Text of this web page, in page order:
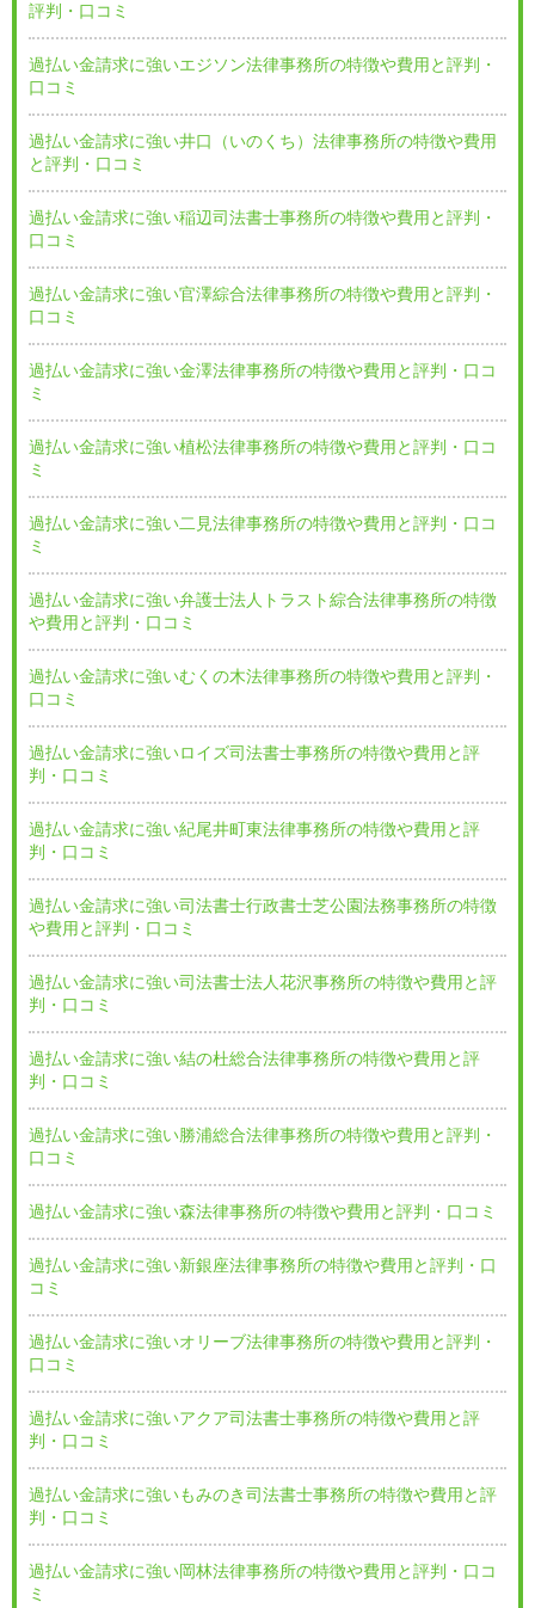
評判・口コミ
過払い金請求に強いエジソン法律事務所の特徴や費用と評判・
口コミ
過払い金請求に強い井口（いのくち）法律事務所の特徴や費用
と評判・口コミ
過払い金請求に強い稲辺司法書士事務所の特徴や費用と評判・
口コミ
過払い金請求に強い官澤綜合法律事務所の特徴や費用と評判・
口コミ
過払い金請求に強い金澤法律事務所の特徴や費用と評判・口コ
ミ
過払い金請求に強い植松法律事務所の特徴や費用と評判・口コ
ミ
過払い金請求に強い二見法律事務所の特徴や費用と評判・口コ
ミ
過払い金請求に強い弁護士法人トラスト綜合法律事務所の特徴
や費用と評判・口コミ
過払い金請求に強いむくの木法律事務所の特徴や費用と評判・
口コミ
過払い金請求に強いロイズ司法書士事務所の特徴や費用と評
判・口コミ
過払い金請求に強い紀尾井町東法律事務所の特徴や費用と評
判・口コミ
過払い金請求に強い司法書士行政書士芝公園法務事務所の特徴
や費用と評判・口コミ
過払い金請求に強い司法書士法人花沢事務所の特徴や費用と評
判・口コミ
過払い金請求に強い結の杜総合法律事務所の特徴や費用と評
判・口コミ
過払い金請求に強い勝浦総合法律事務所の特徴や費用と評判・
口コミ
過払い金請求に強い森法律事務所の特徴や費用と評判・口コミ
過払い金請求に強い新銀座法律事務所の特徴や費用と評判・口
コミ
過払い金請求に強いオリーブ法律事務所の特徴や費用と評判・
口コミ
過払い金請求に強いアクア司法書士事務所の特徴や費用と評
判・口コミ
過払い金請求に強いもみのき司法書士事務所の特徴や費用と評
判・口コミ
過払い金請求に強い岡林法律事務所の特徴や費用と評判・口コ
ミ